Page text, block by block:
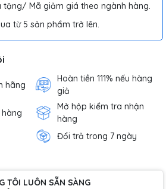
tặng/ Mã giảm giá theo ngành hàng.
từ 5 sản phẩm trở lên.
hãng
Hoàn tiền 111% nếu hàng
giả
Mở hộp kiểm tra nhận
hàng
Đổi trả trong 7 ngày
TÔI LUÔN SẴN SÀNG